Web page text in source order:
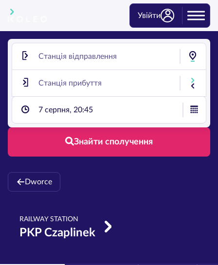
Увійти
7 серпня, 20:45
Знайти сполучення
Dworce
RAILWAY STATION
PKP Czaplinek